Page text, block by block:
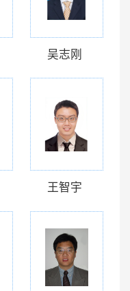
吴志刚
王智宇